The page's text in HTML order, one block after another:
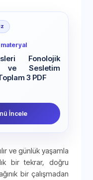
Fonolojik
ve Sesletim
3 PDF
İncele
ve günlük yaşamla
bir tekrar, doğru
bir çalışmadan